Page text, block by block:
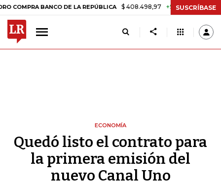
BANCO DE LA REPÚBLICA $ 408.498,97 +$ 8.753,81 +2,19%
SUSCRÍBASE
ECONOMÍA
Quedó listo el contrato para
la primera emisión del
nuevo Canal Uno